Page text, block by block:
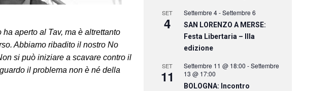
aperto al Tav, ma è altrettanto
Abbiamo ribadito il nostro No
si può iniziare a scavare contro il
il problema non è né della
SET
4
Settembre 4-Settembre 6
SAN LORENZO A MERSE:
Festa Libertaria – IIIa
edizione
SET
11
Settembre 11 @ 18:00 -Settembre
13 @ 17:00
BOLOGNA: Incontro